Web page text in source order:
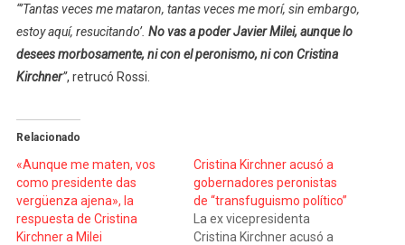
“’Tantas veces me mataron, tantas veces me morí, sin embargo,
estoy aquí, resucitando’. No vas a poder ⁦Javier Milei, aunque lo
desees morbosamente, ni con el peronismo, ni con ⁦Cristina
Kirchner”, retrucó Rossi.
Relacionado
«Aunque me maten, vos
como presidente das
vergüenza ajena», la
respuesta de Cristina
Kirchner a Milei
Cristina Kirchner acusó a
gobernadores peronistas
de “transfuguismo político”
La ex vicepresidenta
Cristina Kirchner acusó a